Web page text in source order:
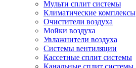
Мульти сплит системы
Климатические комплексы
Очистители воздуха
Мойки воздуха
Увлажнители воздуха
Системы вентиляции
Кассетные сплит системы
Канальные сплит системы